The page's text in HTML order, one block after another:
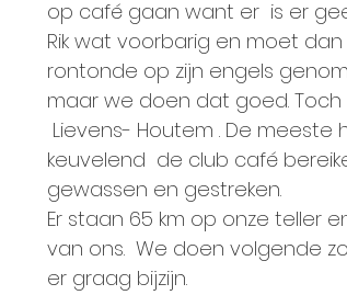
op café gaan want er  is er
Rik wat voorbarig en moet
rontonde op zijn engels
maar we doen dat goed. Toch
Lievens- Houtem . De
keuvelend  de club café
gewassen en gestreken.
Er staan 65 km op onze teller
van ons.  We doen volgende
er graag bijzijn.